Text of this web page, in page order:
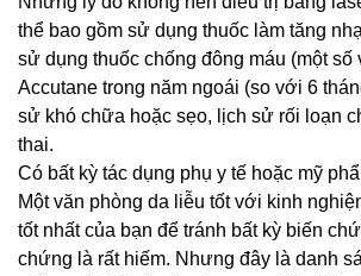
thể bao gồm sử dụng thuốc làm tăng
sử dụng thuốc chống đông máu (một số
Accutane trong năm ngoái (so với 6
sử khó chữa hoặc sẹo, lịch sử rối loạn
thai.
Có bất kỳ tác dụng phụ y tế hoặc mỹ
Một văn phòng da liễu tốt với kinh
tốt nhất của bạn để tránh bất kỳ biến
chứng là rất hiếm. Nhưng đây là danh